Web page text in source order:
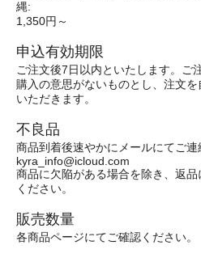
縄:
1,350円～
申込有効期限
ご注文後7日以内といたします。ご
購入の意思がないものとし、注文
いただきます。
不良品
商品到着後速やかにメールにてご連
kyra_info@icloud.com
商品に欠陥がある場合を除き、返
ください。
販売数量
各商品ページにてご確認ください。